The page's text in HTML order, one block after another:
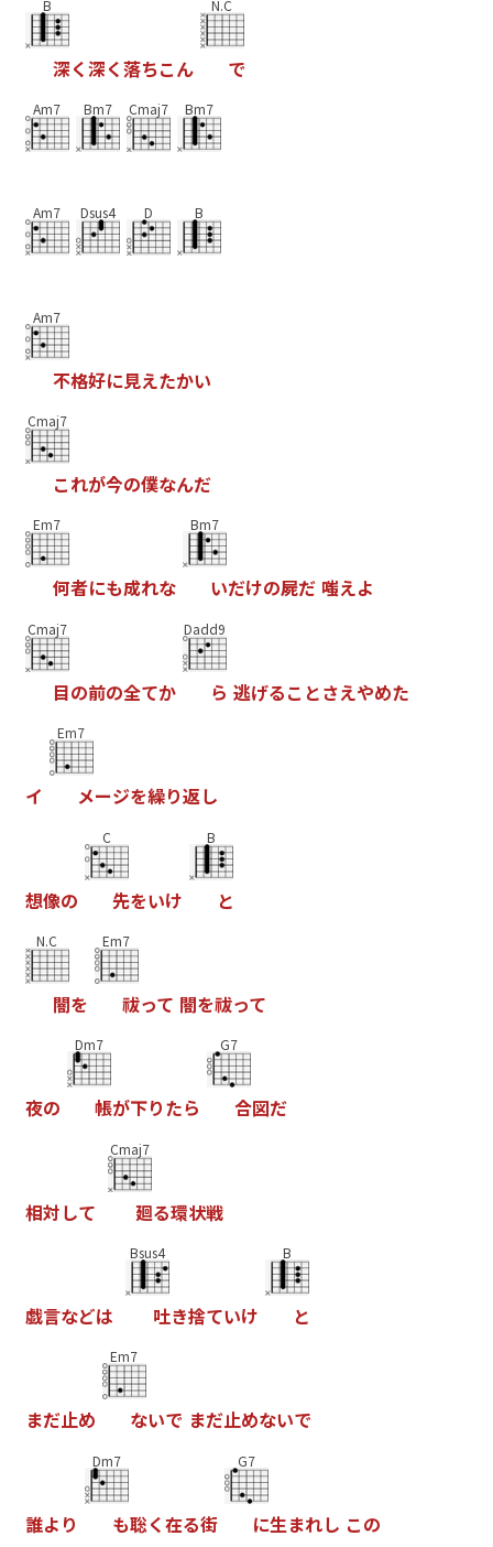
B
深く深く落ちこん
N.C
で
Am7 Bm7 Cmaj7 Bm7
Am7 Dsus4 D B
Am7
不格好に見えたかい
Cmaj7
これが今の僕なんだ
Em7
何者にも成れな
Bm7
いだけの屍だ 嗤えよ
Cmaj7
目の前の全てか
Dadd9
ら 逃げるこ とさえやめた
イ
Em7
メージを繰り返し
想像の
C
先をいけ
B
と
N.C
闇を
Em7
祓って 闇を祓って
夜の
Dm7
帳が下りたら
G7
合図だ
相対して
Cmaj7
廻る環状戦
戯言などは
Bsus4
吐き捨ていけ
B
と
まだ止め
Em7
ないで まだ止めないで
誰よ り
Dm7
も聡く在る街
G7
に生まれし この